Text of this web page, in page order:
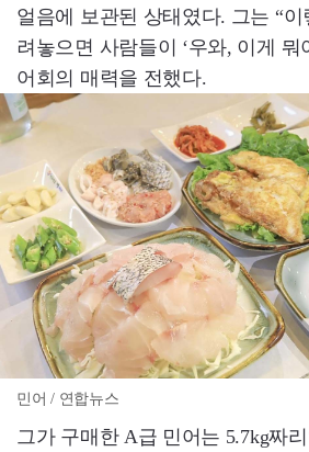
얼음에 보관된 상태였다. 그는 “
려놓으면 사람들이 ‘우와, 이게 뭐
어회의 매력을 전했다.
민어 / 연합뉴스
그가 구매한 A급 민어는 5.7kg짜